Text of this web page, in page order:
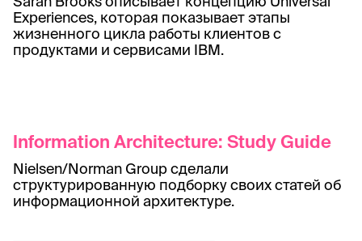
Experiences, которая показывает этапы
жизненного цикла работы клиентов с
продуктами и сервисами IBM.
Information Architecture: Study Guide
Nielsen/Norman Group сделали
структурированную подборку своих статей об
информационной архитектуре.